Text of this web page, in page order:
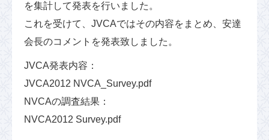
を集計して発表を行いました。
これを受けて、JVCAではその内容をまとめ、安達
会長のコメントを発表致しました。
JVCA発表内容：
JVCA2012 NVCA_Survey.pdf
NVCAの調査結果：
NVCA2012 Survey.pdf